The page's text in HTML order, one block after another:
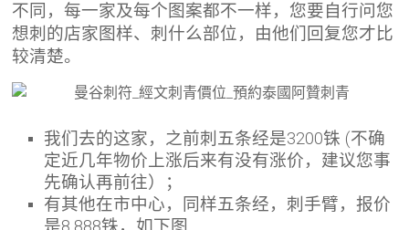
不同，每一家及每个图案都不一样，您要自行问您
想刺的店家图样、刺什么部位，由他们回复您才比
较清楚。
我们去的这家，之前刺五条经是3200铢 (不确
定近几年物价上涨后来有没有涨价，建议您事
先确认再前往）；
有其他在市中心，同样五条经，刺手臂，报价